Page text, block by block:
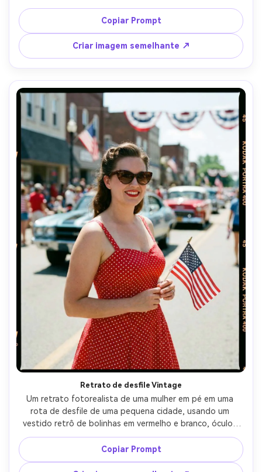
branco-azul bunting em uma cerca, corda de luzes acima
da cabeça, fogos de artifício sutis brilham no céu
distante, autêntica sensação documental, tirado em
Fujifilm X-T5, 35mm f/1.4, desfoque de movimento
natural, tons de pele realistas, classificação de cores
modernas limpas-AR 4:5
Copiar Prompt
Criar imagem semelhante ↗
Retrato de desfile Vintage
Um retrato fotorealista de uma mulher em pé em uma
rota de desfile de uma pequena cidade, usando um
vestido retrô de bolinhas em vermelho e branco, óculos
de sol de olho de gato, segurando uma mini bandeira,
carros clássicos e banners de desfile suavemente
embaçados atrás, luz solar brilhante do verão, Kodak
Copiar Prompt